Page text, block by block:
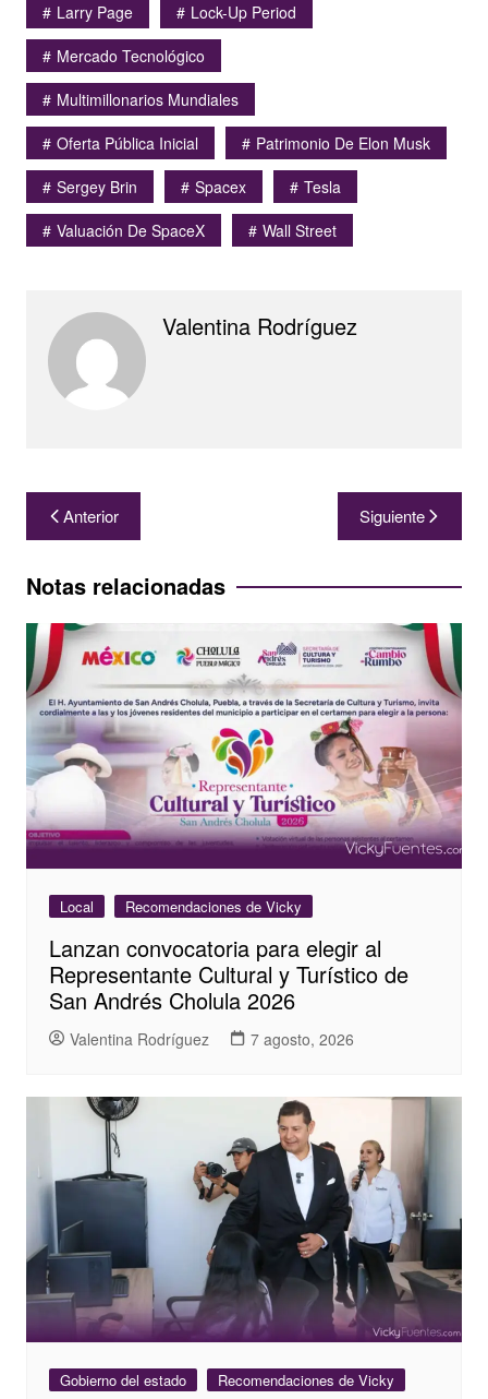
Larry Page
Lock-Up Period
Mercado Tecnológico
Multimillonarios Mundiales
Oferta Pública Inicial
Patrimonio De Elon Musk
Sergey Brin
Spacex
Tesla
Valuación De SpaceX
Wall Street
Valentina Rodríguez
Navegación
de
entradas
Anterior Siguiente
Notas relacionadas
Local Recomendaciones de Vicky
Lanzan convocatoria para elegir al
Representante Cultural y Turístico de
San Andrés Cholula 2026
Valentina Rodríguez 7 agosto, 2026
Gobierno del estado Recomendaciones de Vicky